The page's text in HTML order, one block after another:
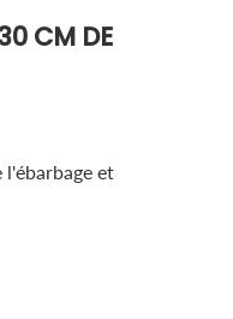
CM DE
l'ébarbage et